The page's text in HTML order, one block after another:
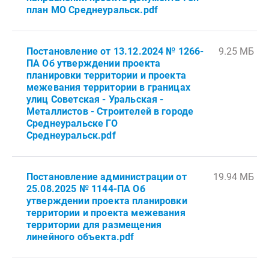
план МО Среднеуральск.pdf
Постановление от 13.12.2024 № 1266-
ПА Об утверждении проекта
планировки территории и проекта
межевания территории в границах
улиц Советская - Уральская -
Металлистов - Строителей в городе
Среднеуральске ГО
Среднеуральск.pdf
9.25 МБ
Постановление администрации от
25.08.2025 № 1144-ПА Об
утверждении проекта планировки
территории и проекта межевания
территории для размещения
линейного объекта.pdf
19.94 МБ